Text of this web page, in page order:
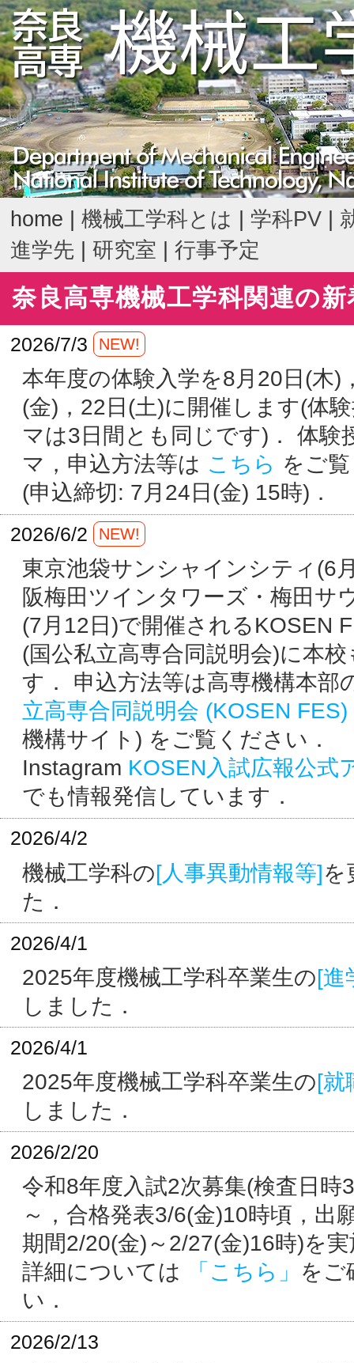
home |機械工学科とは 学科PV
進学先 |研究室 |行事予定
奈良高専機械工学科関連の新
2026/7/3 NEW!
本年度の体験入学を8月20日(木)
(金)，22日(土)に開催します(体
マは3日間とも同じです)． 体験
マ，申込方法等は こちら をご
(申込締切: 7月24日(金) 15時)．
2026/6/2 NEW!
東京池袋サンシャインシティ(6
阪梅田ツインタワーズ・梅田サ
(7月12日)で開催されるKOSEN
(国公私立高専合同説明会)に本
す． 申込方法等は高専機構本部
立高専合同説明会 (KOSEN
機構サイト) をご覧ください．
Instagram KOSEN入試広報公式
でも情報発信しています．
2026/4/2
機械工学科の[人事異動情報等]を
た．
2026/4/1
2025年度機械工学科卒業生の[進
しました．
2026/4/1
2025年度機械工学科卒業生の[就
しました．
2026/2/20
令和8年度入試2次募集(検査日時
～，合格発表3/6(金)10時頃，出
期間2/20(金)～2/27(金)16時)を
詳細については
「こちら」 をご
い．
2026/2/13